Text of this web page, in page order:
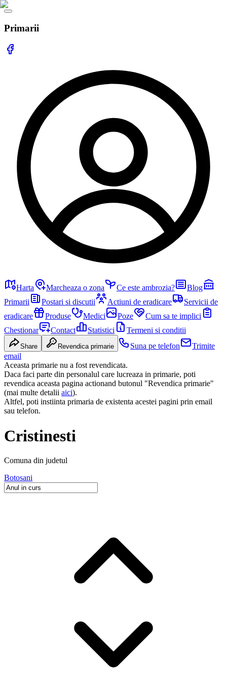
Primarii
Harta Marcheaza o zona Ce este ambrozia?
Blog
Primarii
Postari si discutii Actiuni de eradicare
Servicii de
eradicare
Produse Medici Poze
Cum sa te implici
Chestionar
Contact Statistici Termeni si conditii
Share Revendica primarie Suna pe telefon
Trimite
email
Aceasta primarie nu a fost revendicata.
Daca faci parte din personalul care lucreaza in primarie, poti
revendica aceasta pagina actionand butonul "Revendica primarie"
(mai multe detalii aici).
Altfel, poti instiinta primaria de existenta acestei pagini prin email
sau telefon.
Cristinesti
Comuna din judetul
Botosani